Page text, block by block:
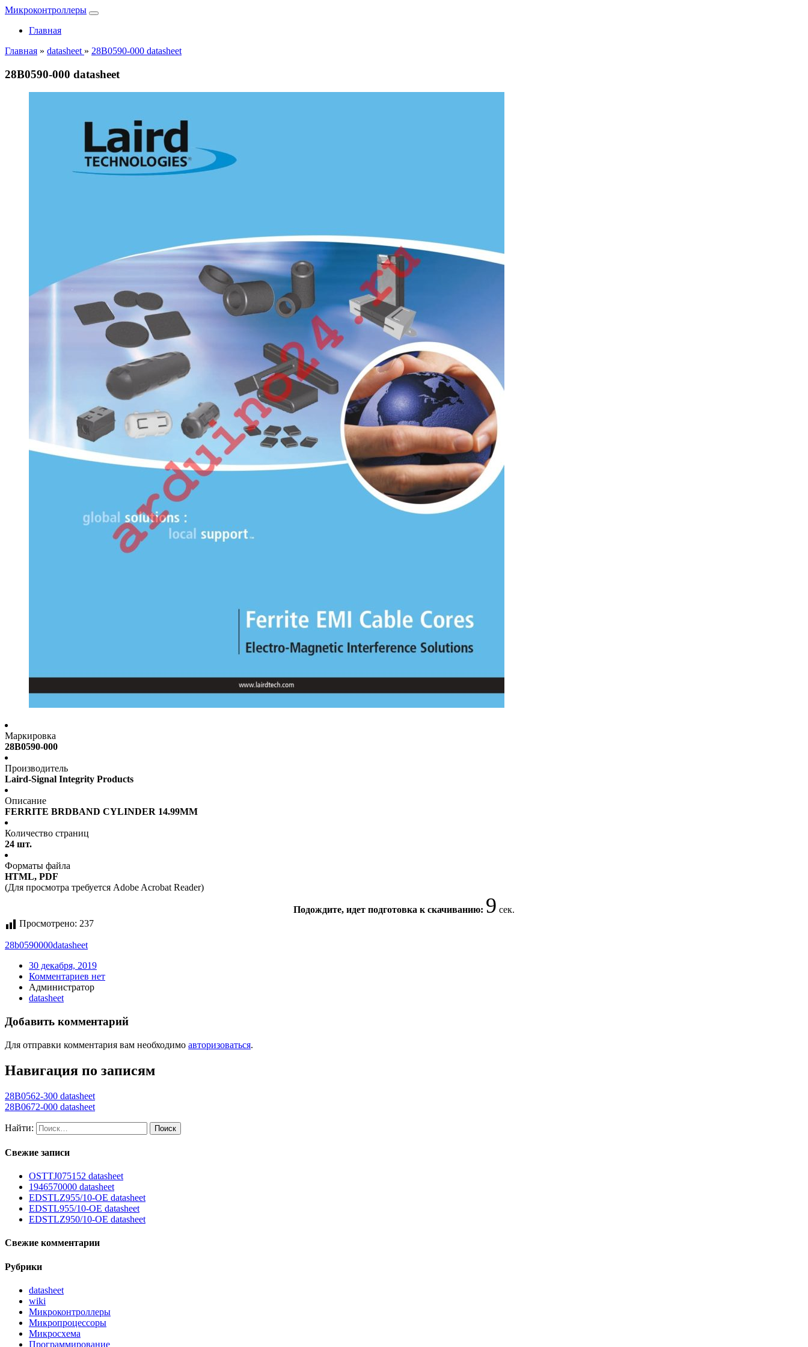
Микроконтроллеры
Главная
Главная » datasheet » 28B0590-000 datasheet
28B0590-000 datasheet
Маркировка
28B0590-000
Производитель
Laird-Signal Integrity Products
Описание
FERRITE BRDBAND CYLINDER 14.99MM
Количество страниц
24 шт.
Форматы файла
HTML, PDF
(Для просмотра требуется Adobe Acrobat Reader)
Подождите, идет подготовка к скачиванию: 8 сек.
Просмотрено: 237
28b0590000datasheet
30 декабря, 2019
Комментариев нет
Администратор
datasheet
Добавить комментарий
Для отправки комментария вам необходимо авторизоваться.
Навигация по записям
28B0562-300 datasheet
28B0672-000 datasheet
Найти:
Свежие записи
OSTTJ075152 datasheet
1946570000 datasheet
EDSTLZ955/10-OE datasheet
EDSTL955/10-OE datasheet
EDSTLZ950/10-OE datasheet
Свежие комментарии
Рубрики
datasheet
wiki
Микроконтроллеры
Микропроцессоры
Микросхема
Программирование